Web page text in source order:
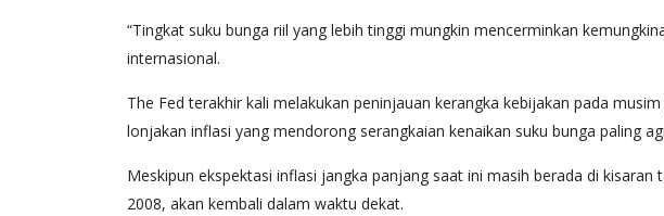
“Tingkat suku bunga riil yang lebih tinggi mungkin mencerminkan
internasional.
The Fed terakhir kali melakukan peninjauan kerangka kebijakan pada
lonjakan inflasi yang mendorong serangkaian kenaikan suku bunga paling
Meskipun ekspektasi inflasi jangka panjang saat ini masih berada di
2008, akan kembali dalam waktu dekat.